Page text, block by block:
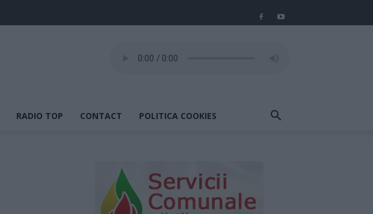
RADIO TOP CONTACT POLITICA COOKIES